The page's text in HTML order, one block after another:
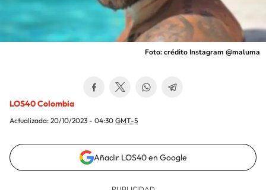
Foto: crédito Instagram @maluma
LOS40 Colombia
Actualizada: 20/10/2023 - 04:30 GMT-5
Añadir LOS40 en Google